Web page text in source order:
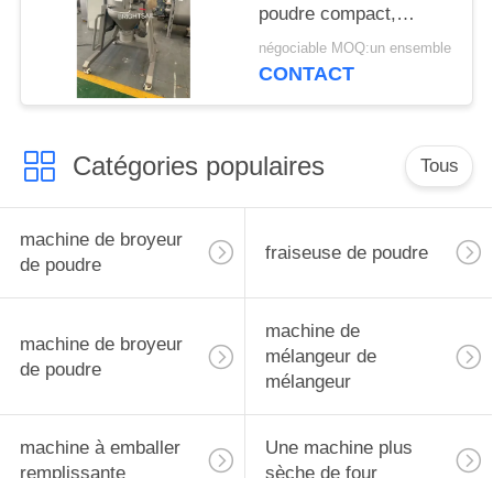
poudre compact,
sanitaire et à haut
rendement
négociable MOQ:un ensemble
CONTACT
Catégories populaires Tous
machine de broyeur
de poudre
fraiseuse de poudre
machine de broyeur
de poudre
machine de
mélangeur de
mélangeur
machine à emballer
remplissante
Une machine plus
sèche de four